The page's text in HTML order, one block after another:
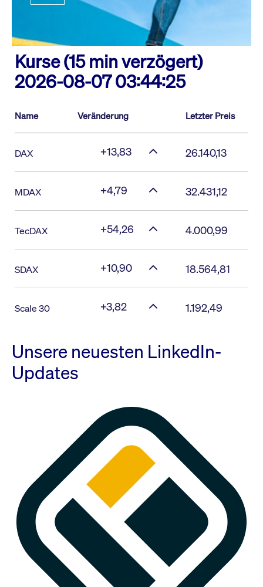
Kurse (15 min verzögert)
2026-08-07 03:44:25
Name Veränderung Letzter Preis
DAX +13,83 26.140,13
MDAX +4,79 32.431,12
TecDAX +54,26 4.000,99
SDAX +10,90 18.564,81
Scale 30 +3,82 1.192,49
Unsere neuesten LinkedIn-
Updates